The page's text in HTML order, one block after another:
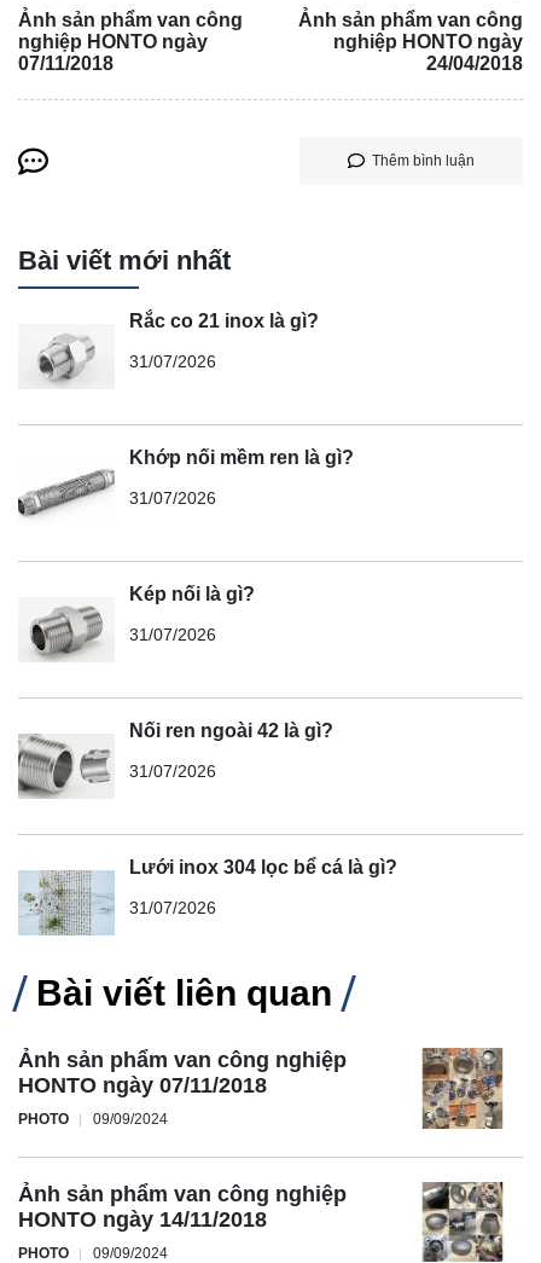
Ảnh sản phẩm van công
nghiệp HONTO ngày
07/11/2018
Ảnh sản phẩm van công
nghiệp HONTO ngày
24/04/2018
Thêm bình luận
Bài viết mới nhất
Rắc co 21 inox là gì?
31/07/2026
Khớp nối mềm ren là gì?
31/07/2026
Kép nối là gì?
31/07/2026
Nối ren ngoài 42 là gì?
31/07/2026
Lưới inox 304 lọc bể cá là gì?
31/07/2026
Bài viết liên quan
Ảnh sản phẩm van công nghiệp
HONTO ngày 07/11/2018
PHOTO 09/09/2024
Ảnh sản phẩm van công nghiệp
HONTO ngày 14/11/2018
PHOTO 09/09/2024